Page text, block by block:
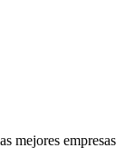
mejores empresas